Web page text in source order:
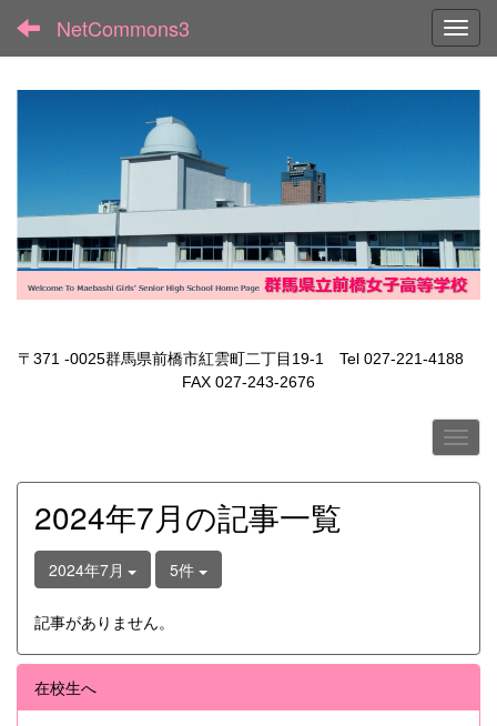
NetCommons3
〒371 -0025群馬県前橋市紅雲町二丁目19-1 Tel 027-221-4188
FAX 027-243-2676
2024年7月の記事一覧
2024年7月 5件
記事がありません。
在校生へ